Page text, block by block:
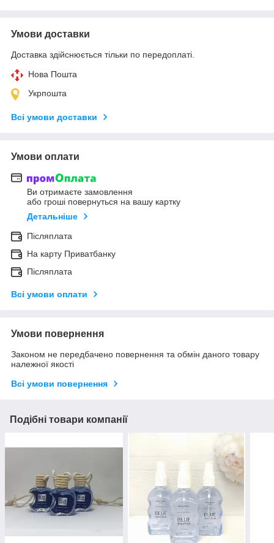
Умови доставки
Доставка здійснюється тільки по передоплаті.
Нова Пошта
Укрпошта
Всі умови доставки
Умови оплати
Ви отримаєте замовлення
або гроші повернуться на вашу картку
Детальніше
Післяплата
На карту Приватбанку
Післяплата
Всі умови оплати
Умови повернення
Законом не передбачено повернення та обмін даного товару
належної якості
Всі умови повернення
Подібні товари компанії